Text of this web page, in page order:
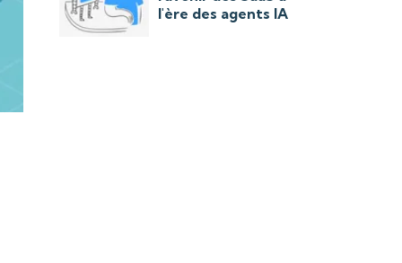
l'ère des agents IA